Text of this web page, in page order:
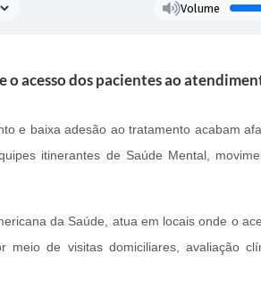
Volume
acesso dos pacientes ao
e baixa adesão ao tratamento acabam
itinerantes de Saúde Mental,
da Saúde, atua em locais onde o
de visitas domiciliares, avaliação